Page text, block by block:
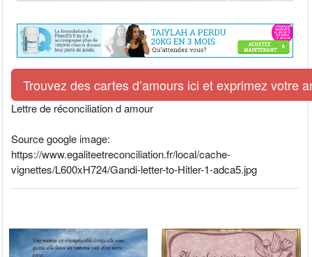
Trouvez des cartes d’amours ici et exprimez votre
Lettre de réconciliation d amour
Source google image:
https://www.egaliteetreconciliation.fr/local/cache-
vignettes/L600xH724/Gandi-letter-to-Hitler-1-adca5.jpg